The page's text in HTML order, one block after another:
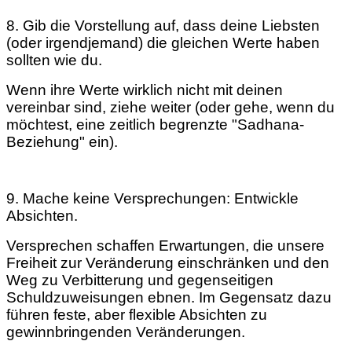
8. Gib die Vorstellung auf, dass deine Liebsten
(oder irgendjemand) die gleichen Werte haben
sollten wie du.
Wenn ihre Werte wirklich nicht mit deinen
vereinbar sind, ziehe weiter (oder gehe, wenn du
möchtest, eine zeitlich begrenzte "Sadhana-
Beziehung" ein).
9. Mache keine Versprechungen: Entwickle
Absichten.
Versprechen schaffen Erwartungen, die unsere
Freiheit zur Veränderung einschränken und den
Weg zu Verbitterung und gegenseitigen
Schuldzuweisungen ebnen. Im Gegensatz dazu
führen feste, aber flexible Absichten zu
gewinnbringenden Veränderungen.